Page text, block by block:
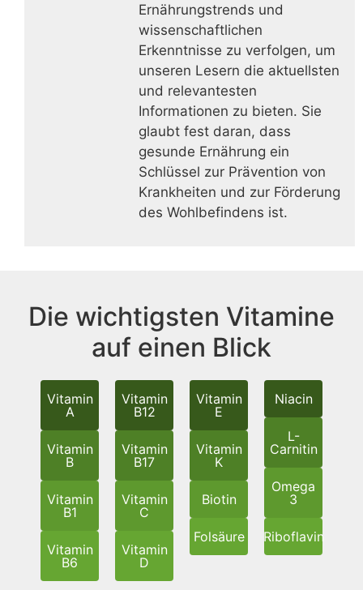
Ernährungstrends und
wissenschaftlichen
Erkenntnisse zu verfolgen, um
unseren Lesern die aktuellsten
und relevantesten
Informationen zu bieten. Sie
glaubt fest daran, dass
gesunde Ernährung ein
Schlüssel zur Prävention von
Krankheiten und zur Förderung
des Wohlbefindens ist.
Die wichtigsten Vitamine
auf einen Blick
Vitamin
A
Vitamin
B
Vitamin
B1
Vitamin
B6
Vitamin
B12
Vitamin
B17
Vitamin
C
Vitamin
D
Vitamin
E
Vitamin
K
Biotin
Folsäure
Niacin
L-
Carnitin
Omega
3
Riboflavin